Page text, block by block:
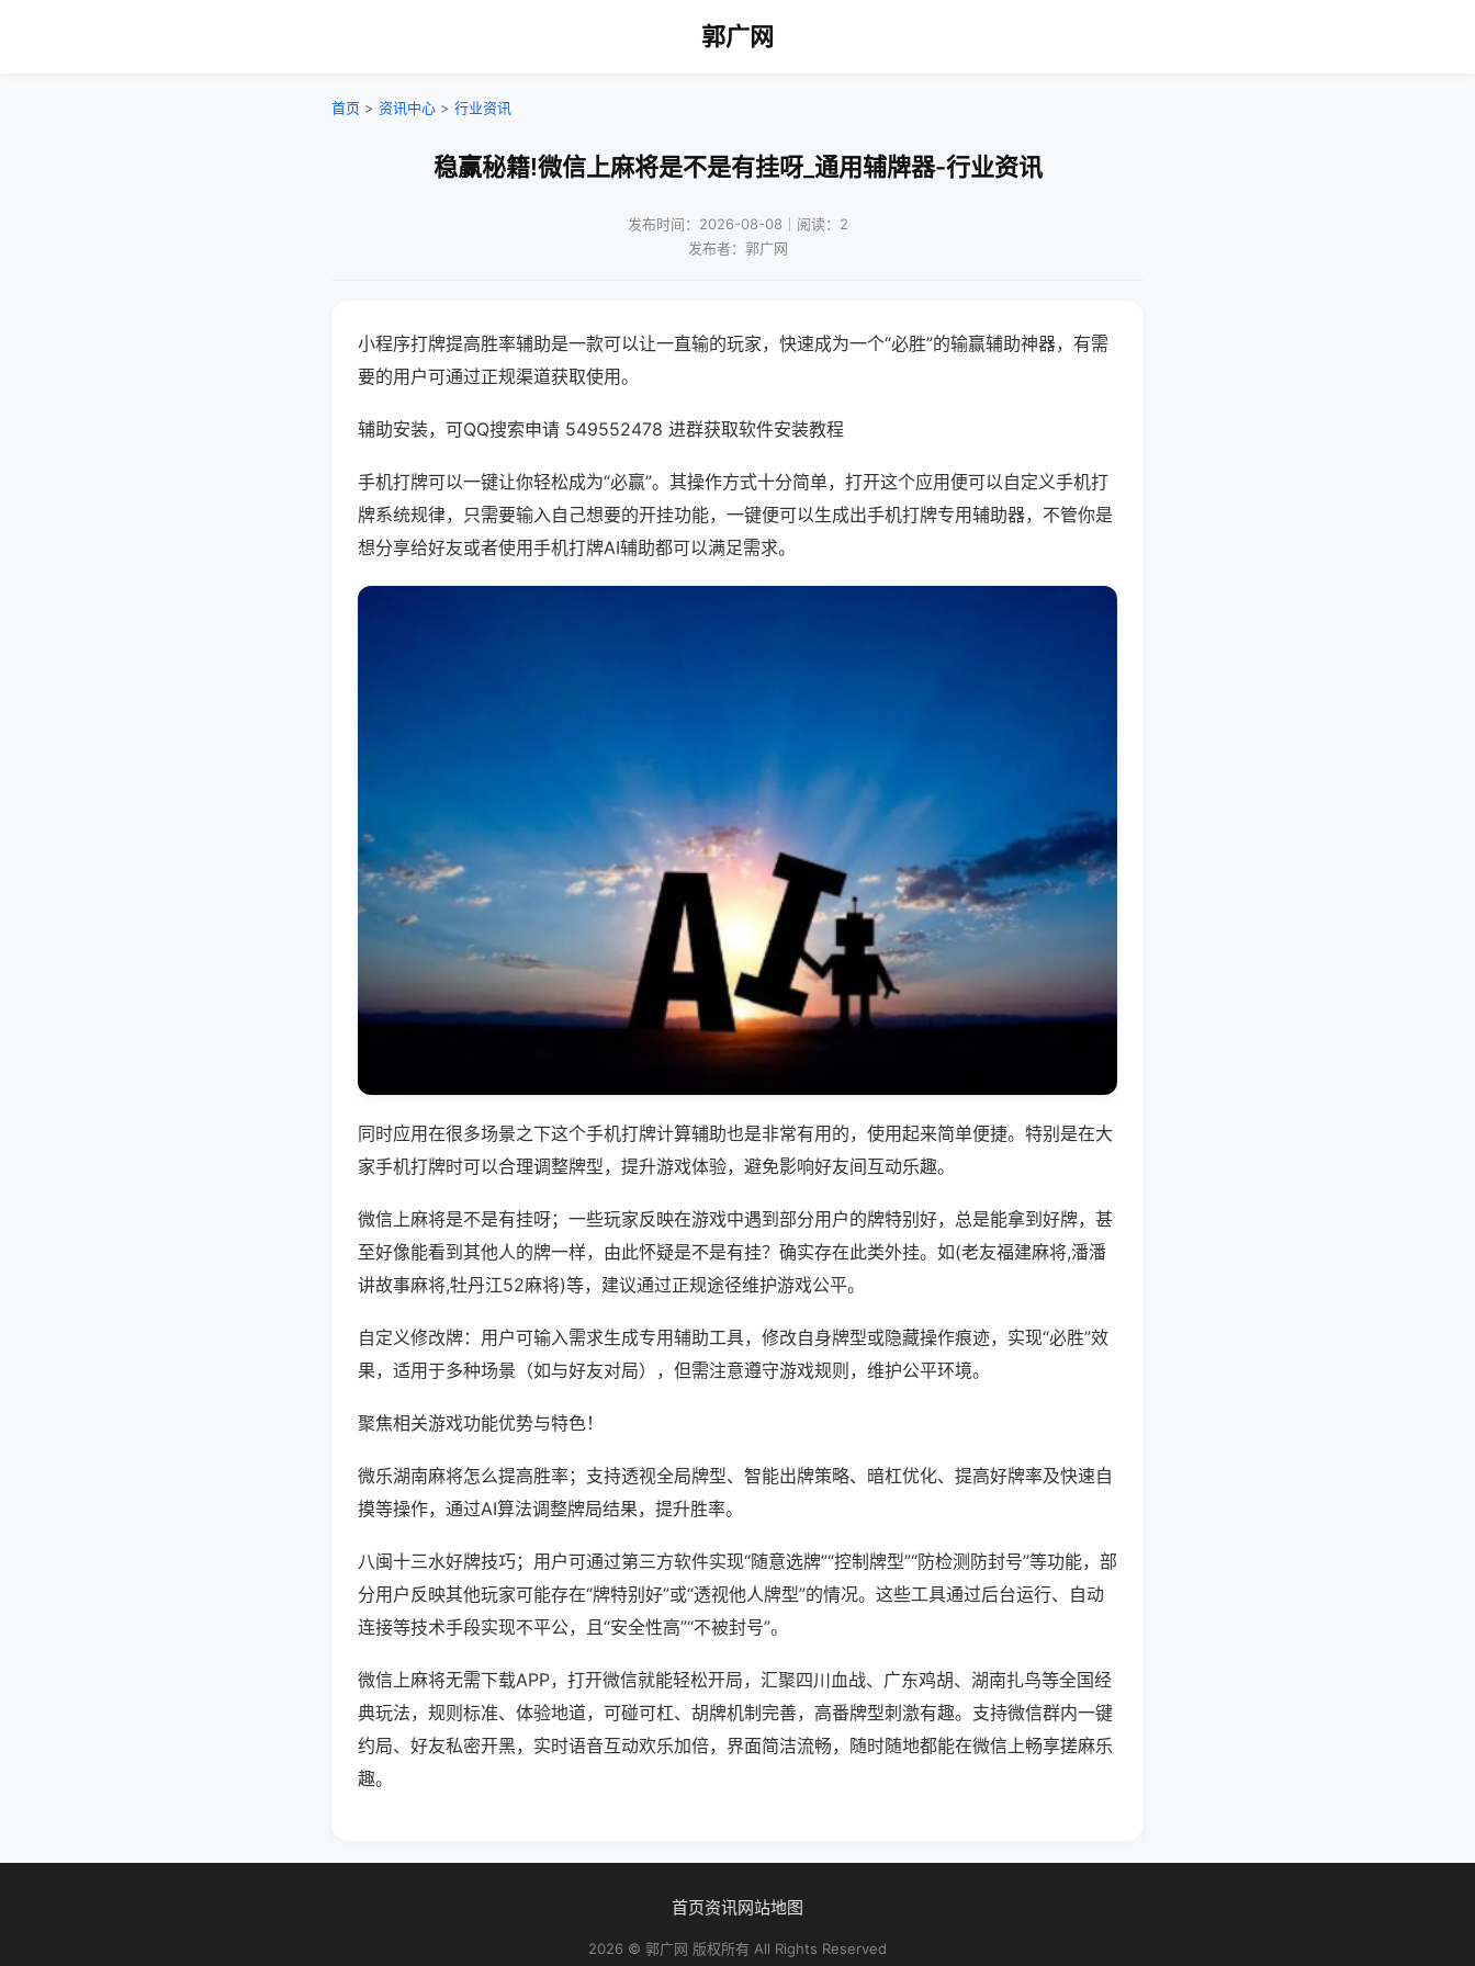
郭广网
首页 > 资讯中心 > 行业资讯
稳赢秘籍!微信上麻将是不是有挂呀_通用辅牌器-行业资讯
发布时间：2026-08-08｜阅读：2
发布者：郭广网
小程序打牌提高胜率辅助是一款可以让一直输的玩家，快速成为一个“必胜”的输赢辅助神器，有需
要的用户可通过正规渠道获取使用。
辅助安装，可QQ搜索申请 549552478 进群获取软件安装教程
手机打牌可以一键让你轻松成为“必赢”。其操作方式十分简单，打开这个应用便可以自定义手机打
牌系统规律，只需要输入自己想要的开挂功能，一键便可以生成出手机打牌专用辅助器，不管你是
想分享给好友或者使用手机打牌AI辅助都可以满足需求。
同时应用在很多场景之下这个手机打牌计算辅助也是非常有用的，使用起来简单便捷。特别是在大
家手机打牌时可以合理调整牌型，提升游戏体验，避免影响好友间互动乐趣。
微信上麻将是不是有挂呀；一些玩家反映在游戏中遇到部分用户的牌特别好，总是能拿到好牌，甚
至好像能看到其他人的牌一样，由此怀疑是不是有挂？确实存在此类外挂。如(老友福建麻将,潘潘
讲故事麻将,牡丹江52麻将)等，建议通过正规途径维护游戏公平。
自定义修改牌：用户可输入需求生成专用辅助工具，修改自身牌型或隐藏操作痕迹，实现“必胜”效
果，适用于多种场景（如与好友对局），但需注意遵守游戏规则，维护公平环境。
聚焦相关游戏功能优势与特色！
微乐湖南麻将怎么提高胜率；支持透视全局牌型、智能出牌策略、暗杠优化、提高好牌率及快速自
摸等操作，通过AI算法调整牌局结果，提升胜率。
八闽十三水好牌技巧；用户可通过第三方软件实现“随意选牌”“控制牌型”“防检测防封号”等功能，部
分用户反映其他玩家可能存在“牌特别好”或“透视他人牌型”的情况。这些工具通过后台运行、自动
连接等技术手段实现不平公，且“安全性高”“不被封号”。
微信上麻将无需下载APP，打开微信就能轻松开局，汇聚四川血战、广东鸡胡、湖南扎鸟等全国经
典玩法，规则标准、体验地道，可碰可杠、胡牌机制完善，高番牌型刺激有趣。支持微信群内一键
约局、好友私密开黑，实时语音互动欢乐加倍，界面简洁流畅，随时随地都能在微信上畅享搓麻乐
趣。
首页资讯网站地图
2026 © 郭广网 版权所有 All Rights Reserved